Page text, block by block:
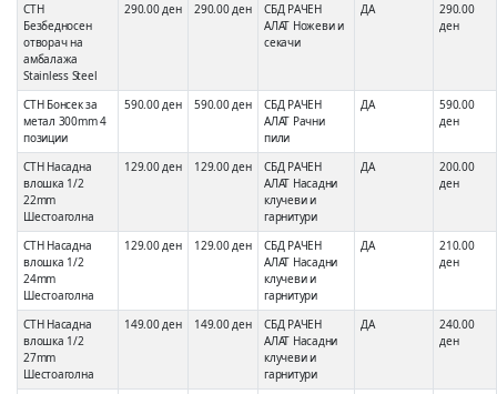
СТН
Безбедносен
отворач на
амбалажа
Stainless Steel
290.00 ден 290.00 ден
СБД РАЧЕН
АЛАТ Ножеви и
секачи
ДА
290.00
ден
СТН Бонсек за
метал 300mm 4
позиции
590.00 ден 590.00 ден
СБД РАЧЕН
АЛАТ Рачни
пили
ДА
590.00
ден
СТН Насадна
влошка 1/2
22mm
Шестоаголна
129.00 ден 129.00 ден
СБД РАЧЕН
АЛАТ Насадни
клучеви и
гарнитури
ДА
200.00
ден
СТН Насадна
влошка 1/2
24mm
Шестоаголна
129.00 ден 129.00 ден
СБД РАЧЕН
АЛАТ Насадни
клучеви и
гарнитури
ДА
210.00
ден
СТН Насадна
влошка 1/2
27mm
Шестоаголна
149.00 ден 149.00 ден
СБД РАЧЕН
АЛАТ Насадни
клучеви и
гарнитури
ДА
240.00
ден